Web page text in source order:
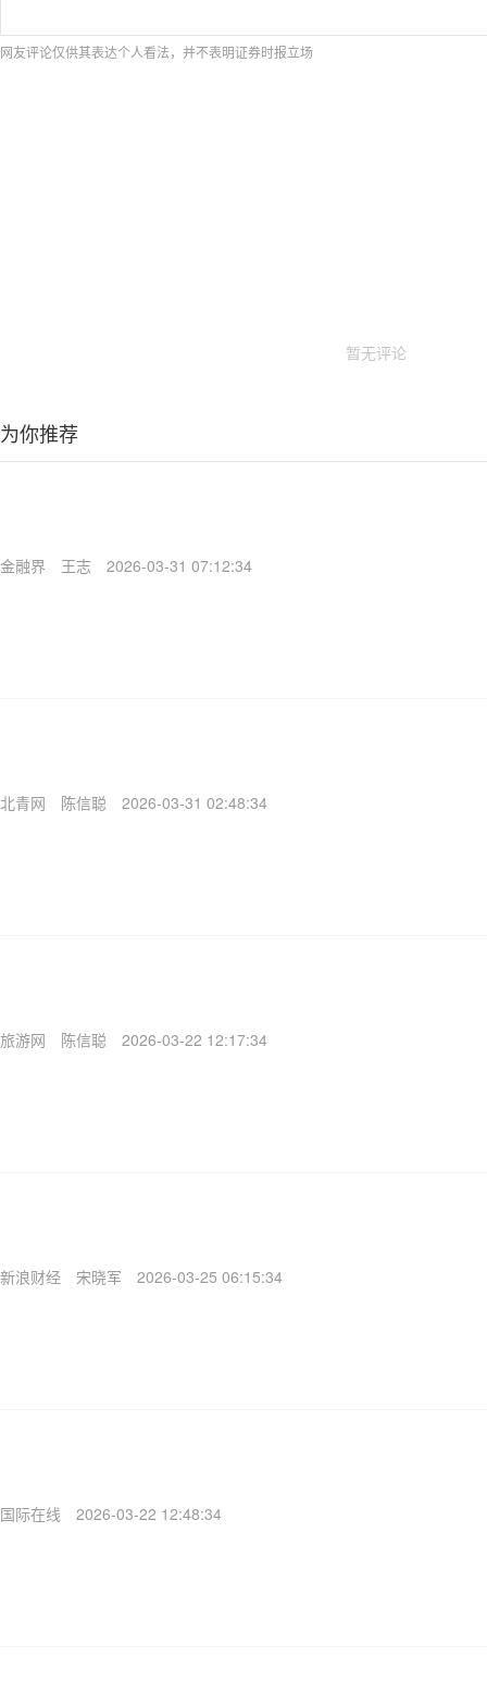
网友评论仅供其表达个人看法，并不表明证券时报立场
暂无评论
为你推荐
金融界 王志 2026-03-31 07:12:34
北青网 陈信聪 2026-03-31 02:48:34
旅游网 陈信聪 2026-03-22 12:17:34
新浪财经 宋晓军 2026-03-25 06:15:34
国际在线 2026-03-22 12:48:34